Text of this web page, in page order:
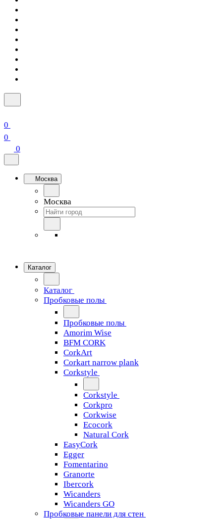
0
0
0
Москва
Москва
Каталог
Каталог
Пробковые полы
Пробковые полы
Amorim Wise
BFM CORK
CorkArt
Corkart narrow plank
Corkstyle
Corkstyle
Corkpro
Corkwise
Ecocork
Natural Cork
EasyCork
Egger
Fomentarino
Granorte
Ibercork
Wicanders
Wicanders GO
Пробковые панели для стен